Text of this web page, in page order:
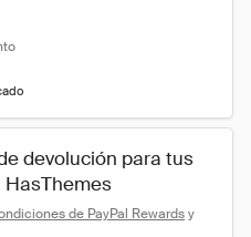
devolución para tus
de PayPal Rewards y